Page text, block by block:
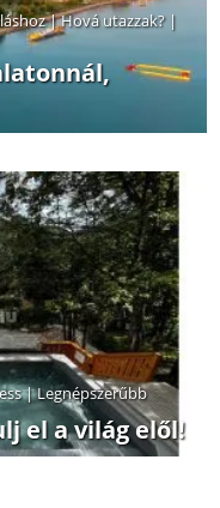
|Hová utazzak? |
|Legnépszerűbb
el a világ elől!